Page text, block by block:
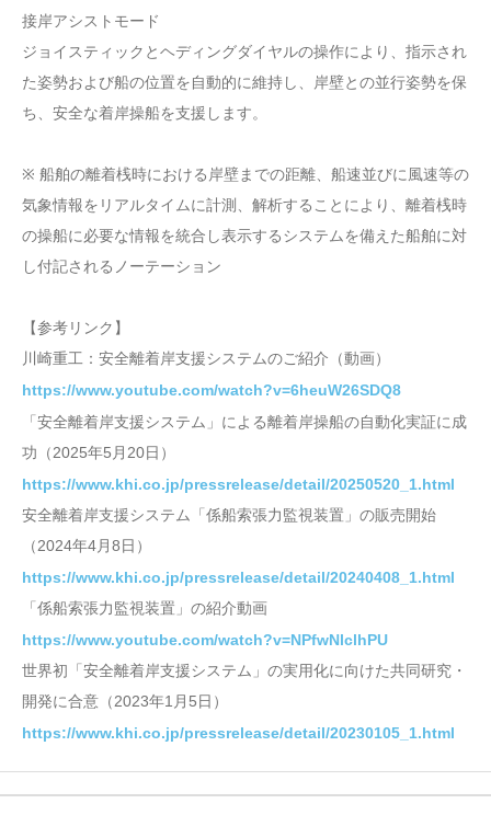
接岸アシストモード
ジョイスティックとヘディングダイヤルの操作により、指示され
た姿勢および船の位置を自動的に維持し、岸壁との並行姿勢を保
ち、安全な着岸操船を支援します。
※ 船舶の離着桟時における岸壁までの距離、船速並びに風速等の
気象情報をリアルタイムに計測、解析することにより、離着桟時
の操船に必要な情報を統合し表示するシステムを備えた船舶に対
し付記されるノーテーション
【参考リンク】
川崎重工：安全離着岸支援システムのご紹介（動画）
https://www.youtube.com/watch?v=6heuW26SDQ8
「安全離着岸支援システム」による離着岸操船の自動化実証に成
功（2025年5月20日）
https://www.khi.co.jp/pressrelease/detail/20250520_1.html
安全離着岸支援システム「係船索張力監視装置」の販売開始
（2024年4月8日）
https://www.khi.co.jp/pressrelease/detail/20240408_1.html
「係船索張力監視装置」の紹介動画
https://www.youtube.com/watch?v=NPfwNlclhPU
世界初「安全離着岸支援システム」の実用化に向けた共同研究・
開発に合意（2023年1月5日）
https://www.khi.co.jp/pressrelease/detail/20230105_1.html